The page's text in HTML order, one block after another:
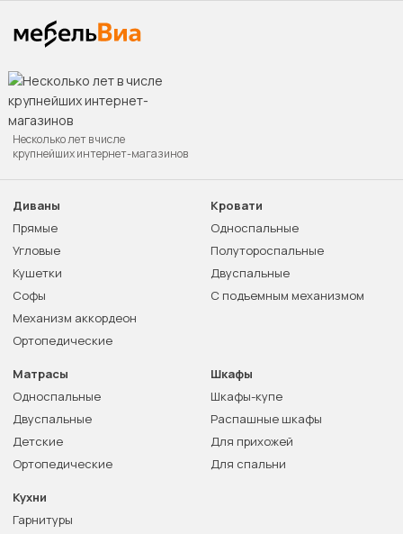
Несколько лет в числе
крупнейших интернет-магазинов
Диваны
Прямые
Угловые
Кушетки
Софы
Механизм аккордеон
Ортопедические
Кровати
Односпальные
Полутороспальные
Двуспальные
С подъемным механизмом
Матрасы
Односпальные
Двуспальные
Детские
Ортопедические
Шкафы
Шкафы-купе
Распашные шкафы
Для прихожей
Для спальни
Кухни
Гарнитуры